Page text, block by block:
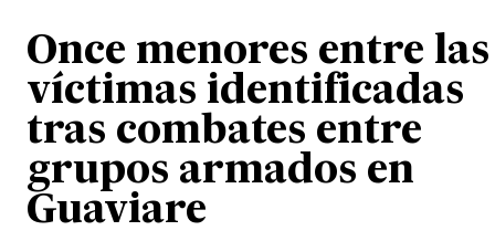
Once menores entre las
víctimas identificadas
tras combates entre
grupos armados en
Guaviare